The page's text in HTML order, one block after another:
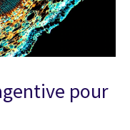
pour